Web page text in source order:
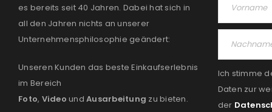
es bereits seit 40 Jahren. Dabei hat sich in
all den Jahren nichts an unserer
Unternehmensphilosophie geändert:
Unseren Kunden das beste Einkaufserlebnis
im Bereich
Foto, Video und Ausarbeitung zu bieten.
Ich stimme
Daten zur
der